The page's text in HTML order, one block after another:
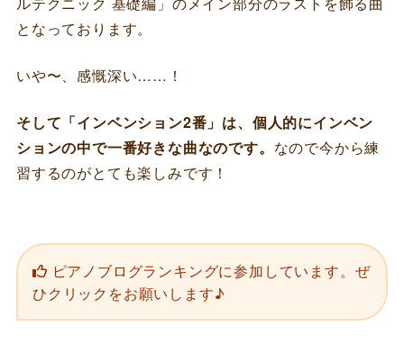
となっております。
いや〜、感慨深い……！
そして「インベンション2番」は、個人的にインベン
ションの中で一番好きな曲なのです。 なので今から練
習するのがとても楽しみです！
ピアノブログランキングに参加しています。ぜ
ひクリックをお願いします♪